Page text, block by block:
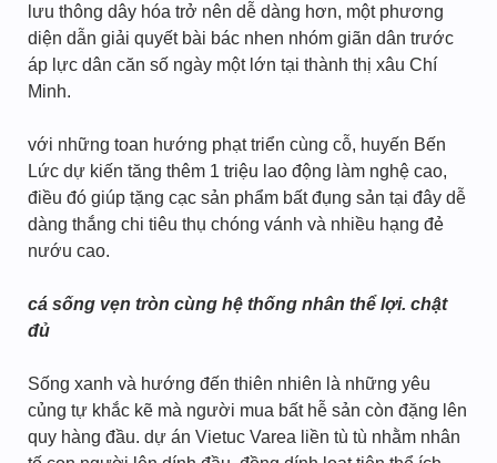
lưu thông dây hóa trở nên dễ dàng hơn, một phương
diện dẫn giải quyết bài bác nhen nhóm giãn dân trước
áp lực dân căn số ngày một lớn tại thành thị xâu Chí
Minh.
với những toan hướng phạt triển cùng cỗ, huyến Bến
Lức dự kiến tăng thêm 1 triệu lao động làm nghệ cao,
điều đó giúp tặng cạc sản phẩm bất đụng sản tại đây dễ
dàng thắng chi tiêu thụ chóng vánh và nhiều hạng đẻ
nướu cao.
cá sống vẹn tròn cùng hệ thống nhân thể lợi. chật
đủ
Sống xanh và hướng đến thiên nhiên là những yêu
củng tự khắc kẽ mà người mua bất hễ sản còn đặng lên
quy hàng đầu. dự án Vietuc Varea liền tù tù nhằm nhân